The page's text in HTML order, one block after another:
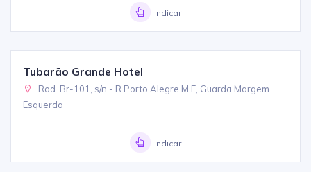
Indicar
Tubarão Grande Hotel
Rod. Br-101, s/n - R Porto Alegre M.E, Guarda Margem
Esquerda
Indicar